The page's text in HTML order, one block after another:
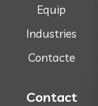
Equip
Industries
Contacte
Contact